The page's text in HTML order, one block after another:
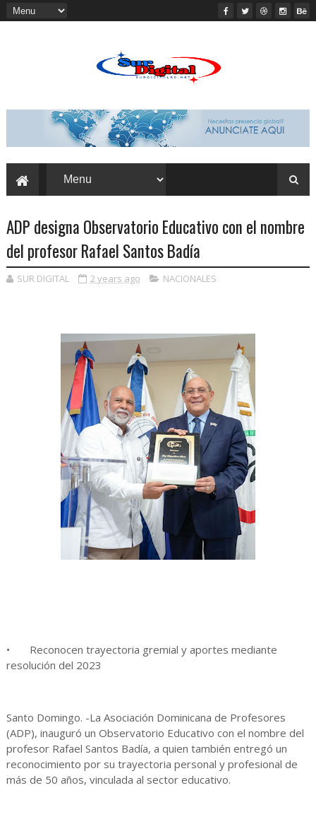
ADP designa Observatorio Educativo con el nombre
del profesor Rafael Santos Badía
SUR DIGITAL 2 years ago NACIONALES
• Reconocen trayectoria gremial y aportes mediante
resolución del 2023
Santo Domingo. -La Asociación Dominicana de Profesores
(ADP), inauguró un Observatorio Educativo con el nombre del
profesor Rafael Santos Badía, a quien también entregó un
reconocimiento por su trayectoria personal y profesional de
más de 50 años, vinculada al sector educativo.